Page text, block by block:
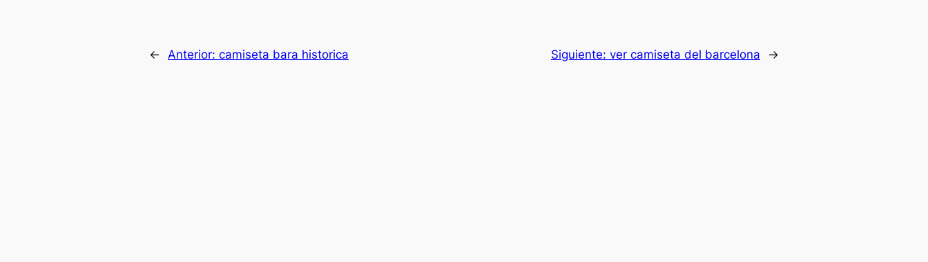
← Anterior: camiseta bara historica Siguiente: ver camiseta del barcelona →